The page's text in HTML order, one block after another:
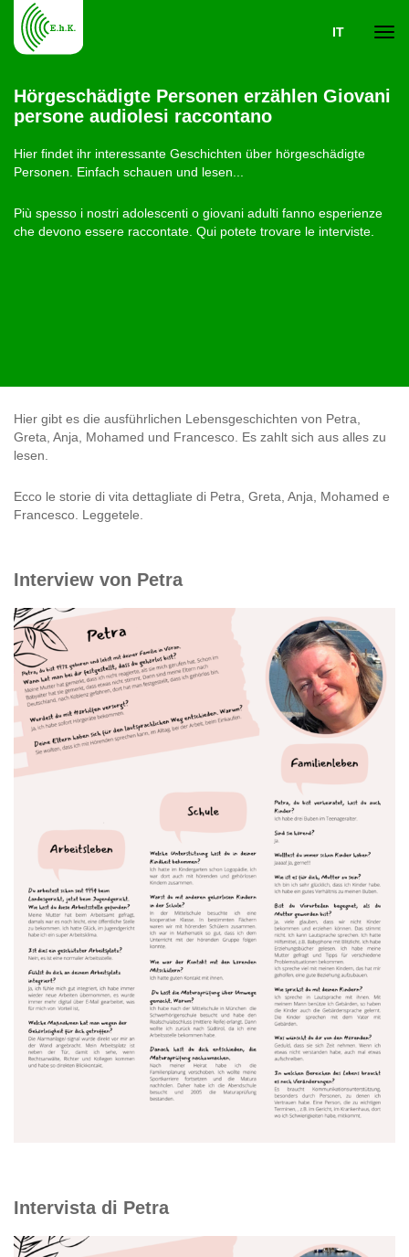
IT
Hörgeschädigte Personen erzählen Giovani
persone audiolesi raccontano
Hier findet ihr interessante Geschichten über hörgeschädigte
Personen. Einfach schauen und lesen...
Più spesso i nostri adolescenti o giovani adulti fanno esperienze
che devono essere raccontate. Qui potete trovare le interviste.
Hier gibt es die ausführlichen Lebensgeschichten von Petra,
Greta, Anja, Mohamed und Francesco. Es zahlt sich aus alles zu
lesen.
Ecco le storie di vita dettagliate di Petra, Greta, Anja, Mohamed e
Francesco. Leggetele.
Interview von Petra
Intervista di Petra